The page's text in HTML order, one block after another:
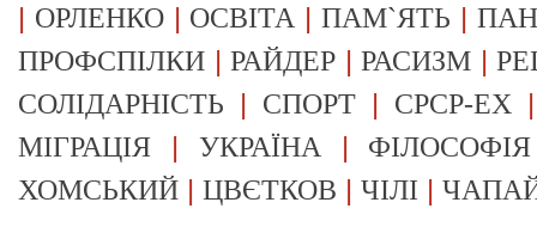
| ОРЛЕНКО| ОСВІТА |ПАМ`ЯТЬ |
ПРОФСПІЛКИ |РАЙДЕР |РАСИЗМ |
СОЛІДАРНІСТЬ | СПОРТ | СРСР-EX
МІГРАЦІЯ | УКРАЇНА | ФІЛОСОФІЯ
ХОМСЬКИЙ | ЦВЄТКОВ | ЧІЛІ |